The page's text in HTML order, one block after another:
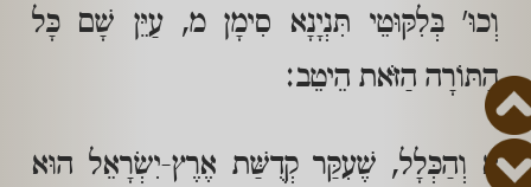
וְכוּ' בְּלִקּוּטֵי תִּנְיָנָא סִימָן מ, עַיֵּן שָׁם כָּל
הַתּוֹרָה הַזֹּאת הֵיטֵב:
א וְהַכְּלָל, שֶׁעִקַּר קְדֻשַּׁת אֶרֶץ-יִשְׂרָאֵל הוּא